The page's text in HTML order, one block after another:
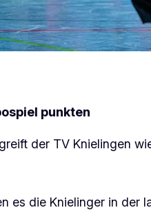
punkten
der TV Knielingen
es die Knielinger in der